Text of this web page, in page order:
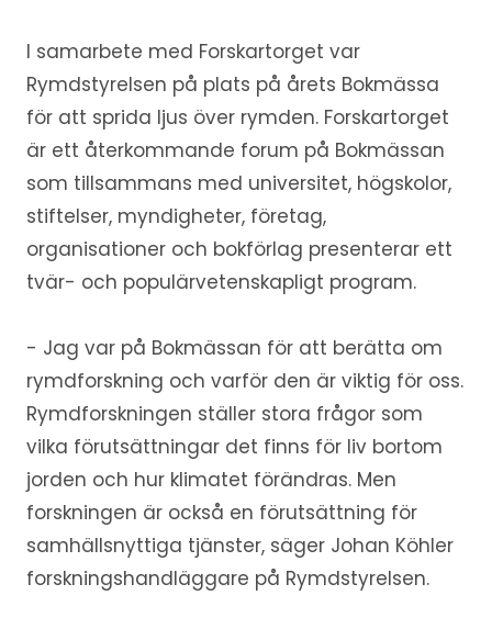
I samarbete med Forskartorget var
Rymdstyrelsen på plats på årets Bokmässa
för att sprida ljus över rymden. Forskartorget
är ett återkommande forum på Bokmässan
som tillsammans med universitet, högskolor,
stiftelser, myndigheter, företag,
organisationer och bokförlag presenterar ett
tvär- och populärvetenskapligt program.
- Jag var på Bokmässan för att berätta om
rymdforskning och varför den är viktig för oss.
Rymdforskningen ställer stora frågor som
vilka förutsättningar det finns för liv bortom
jorden och hur klimatet förändras. Men
forskningen är också en förutsättning för
samhällsnyttiga tjänster, säger Johan Köhler
forskningshandläggare på Rymdstyrelsen.